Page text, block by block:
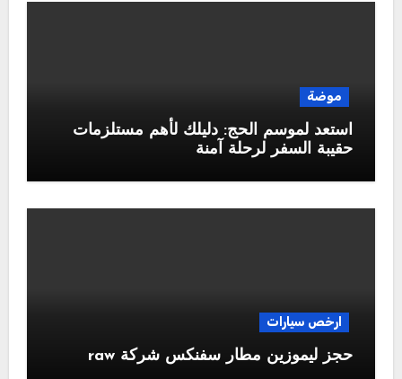
موضة
استعد لموسم الحج: دليلك لأهم مستلزمات
حقيبة السفر لرحلة آمنة
ارخص سيارات
حجز ليموزين مطار سفنكس شركة raw